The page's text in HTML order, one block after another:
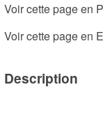
Voir cette page en
Voir cette page en
Description